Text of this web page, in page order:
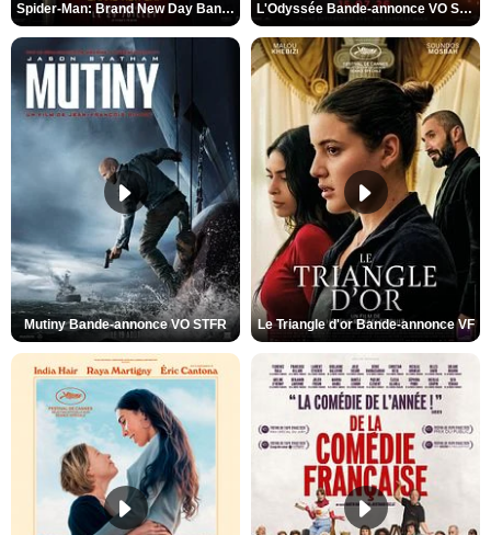
Spider-Man: Brand New Day Bande-annonce VO STFR L'Odyssée Bande-annonce VO STFR
Mutiny Bande-annonce VO STFR Le Triangle d'or Bande-annonce VF